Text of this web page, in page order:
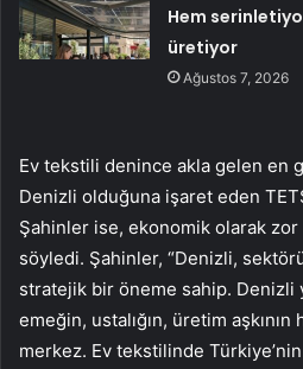
Hem
üretiyor
Ağustos 7, 2026
Ev tekstili denince akla gelen en
Denizli olduğuna işaret eden
Şahinler ise, ekonomik olarak
söyledi. Şahinler, “Denizli,
stratejik bir öneme sahip. Denizli
emeğin, ustalığın, üretim
merkez. Ev tekstilinde